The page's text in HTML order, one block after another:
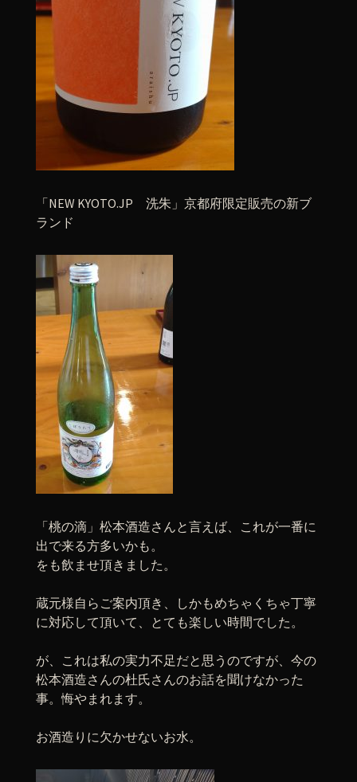
「NEW KYOTO.JP 洗朱」京都府限定販売の新ブ
ランド
「桃の滴」松本酒造さんと言えば、これが一番に
出で来る方多いかも。
をも飲ませ頂きました。
蔵元様自らご案内頂き、しかもめちゃくちゃ丁寧
に対応して頂いて、とても楽しい時間でした。
が、これは私の実力不足だと思うのですが、今の
松本酒造さんの杜氏さんのお話を聞けなかった
事。悔やまれます。
お酒造りに欠かせないお水。